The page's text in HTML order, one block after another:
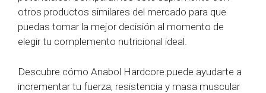
otros productos similares del mercado para que
puedas tomar la mejor decisión al momento de
elegir tu complemento nutricional ideal.
Descubre cómo Anabol Hardcore puede ayudarte a
incrementar tu fuerza, resistencia y masa muscular